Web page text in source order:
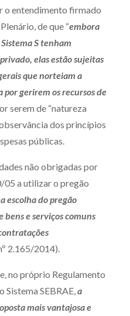
o entendimento firmado
de que “embora
S tenham
elas estão sujeitas
que norteiam a
por gerirem os recursos de
serem de “natureza
dos princípios
públicas.
não obrigadas por
05 a utilizar o pregão
escolha do pregão
e serviços comuns
2.165/2014).
no próprio Regulamento
Sistema SEBRAE,a
mais vantajosa e